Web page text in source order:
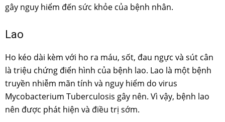
gây nguy hiểm đến sức khỏe của bệnh nhân.
Lao
Ho kéo dài kèm với ho ra máu, sốt, đau ngực và sút cân
là triệu chứng điển hình của bệnh lao. Lao là một bệnh
truyền nhiễm mãn tính và nguy hiểm do virus
Mycobacterium Tuberculosis gây nên. Vì vậy, bệnh lao
nên được phát hiện và điều trị sớm.